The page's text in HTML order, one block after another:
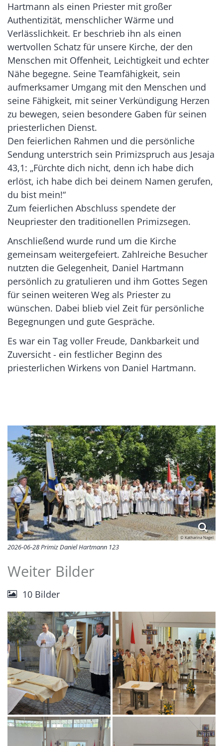
Hartmann als einen Priester mit großer
Authentizität, menschlicher Wärme und
Verlässlichkeit. Er beschrieb ihn als einen
wertvollen Schatz für unsere Kirche, der den
Menschen mit Offenheit, Leichtigkeit und echter
Nähe begegne. Seine Teamfähigkeit, sein
aufmerksamer Umgang mit den Menschen und
seine Fähigkeit, mit seiner Verkündigung Herzen
zu bewegen, seien besondere Gaben für seinen
priesterlichen Dienst.
Den feierlichen Rahmen und die persönliche
Sendung unterstrich sein Primizspruch aus Jesaja
43,1: „Fürchte dich nicht, denn ich habe dich
erlöst, ich habe dich bei deinem Namen gerufen,
du bist mein!“
Zum feierlichen Abschluss spendete der
Neupriester den traditionellen Primizsegen.
Anschließend wurde rund um die Kirche
gemeinsam weitergefeiert. Zahlreiche Besucher
nutzten die Gelegenheit, Daniel Hartmann
persönlich zu gratulieren und ihm Gottes Segen
für seinen weiteren Weg als Priester zu
wünschen. Dabei blieb viel Zeit für persönliche
Begegnungen und gute Gespräche.
Es war ein Tag voller Freude, Dankbarkeit und
Zuversicht - ein festlicher Beginn des
priesterlichen Wirkens von Daniel Hartmann.
© Katharina Nagel
2026-06-28 Primiz Daniel Hartmann 123
Weiter Bilder
10 Bilder